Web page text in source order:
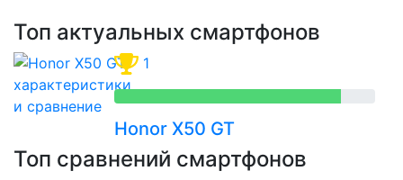
Топ актуальных смартфонов
1
Honor X50 GT
Топ сравнений смартфонов